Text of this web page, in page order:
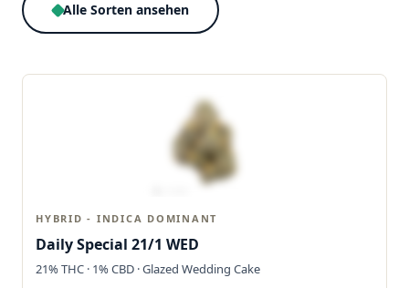
Alle Sorten ansehen
HYBRID - INDICA DOMINANT
Daily Special 21/1 WED
21% THC · 1% CBD · Glazed Wedding Cake